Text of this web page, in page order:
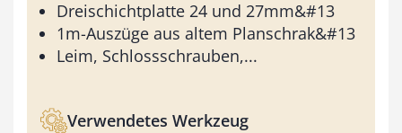
Dreischichtplatte 24 und 27mm&#13
1m-Auszüge aus altem Planschrak&#13
Leim, Schlossschrauben,...
Verwendetes Werkzeug